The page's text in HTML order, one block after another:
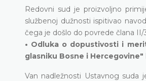
Redovni sud je proizvoljno
službenoj dužnosti ispitivao
čega je došlo do povrede člana II/
• Odluka o dopustivosti i
glasniku Bosne i Hercegovine"
Van nadležnosti Ustavnog suda